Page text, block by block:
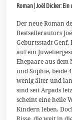
A
g
u
s
t
2
0
5
Roman | Joël Dicker:
Der neue Roman
Bestsellerautors
Geburtsstadt
auf ein
Ehepaare aus
und Sophie, beide
wenig älter und
sind seit Arpads
scheint eine heile
Kindern leben.
Risse, die weit in